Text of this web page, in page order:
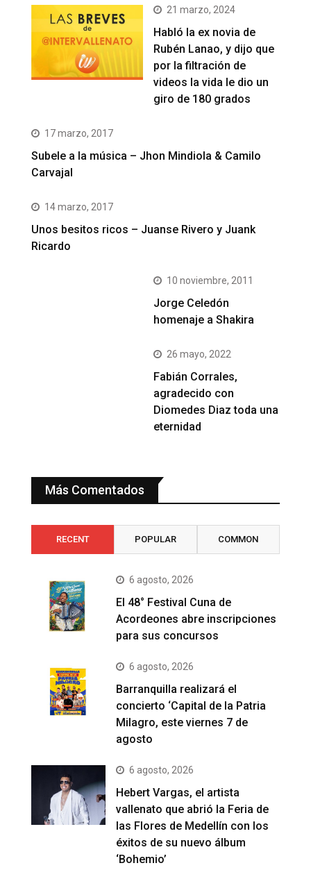
21 marzo, 2024
Habló la ex novia de
Rubén Lanao, y dijo que
por la filtración de
videos la vida le dio un
giro de 180 grados
17 marzo, 2017
Subele a la música – Jhon Mindiola & Camilo
Carvajal
14 marzo, 2017
Unos besitos ricos – Juanse Rivero y Juank
Ricardo
10 noviembre, 2011
Jorge Celedón
homenaje a Shakira
26 mayo, 2022
Fabián Corrales,
agradecido con
Diomedes Diaz toda una
eternidad
Más Comentados
RECENT POPULAR COMMON
6 agosto, 2026
El 48° Festival Cuna de
Acordeones abre inscripciones
para sus concursos
6 agosto, 2026
Barranquilla realizará el
concierto ‘Capital de la Patria
Milagro, este viernes 7 de
agosto
6 agosto, 2026
Hebert Vargas, el artista
vallenato que abrió la Feria de
las Flores de Medellín con los
éxitos de su nuevo álbum
‘Bohemio’